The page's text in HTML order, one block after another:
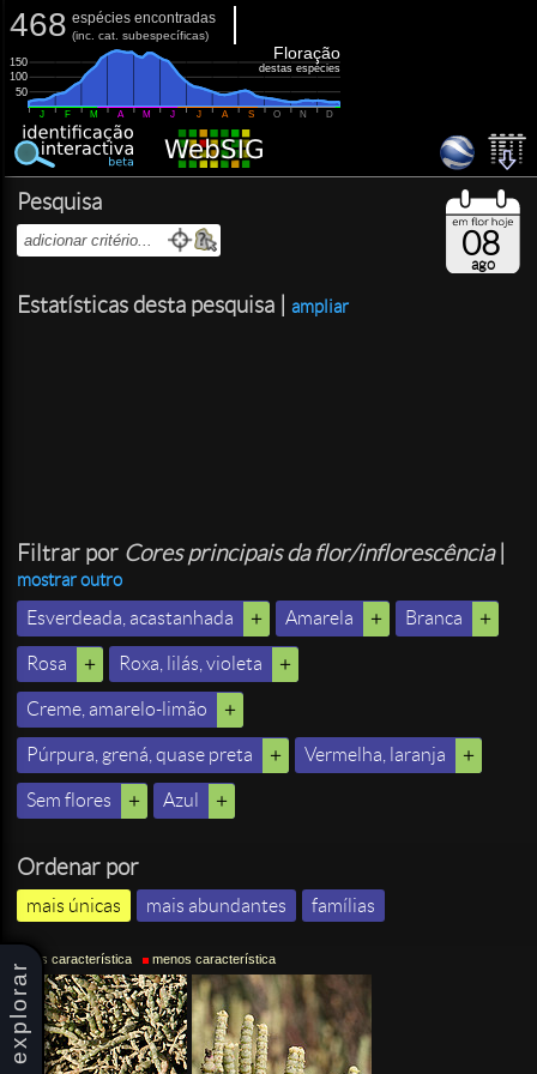
explorar
468 espécies encontradas
(inc. cat. subespecíficas)
50
100
150
J F M A M J J A S O N D
Floração
destas espécies
Pesquisa
Estatísticas desta pesquisa | ampliar
Filtrar por Cores principais da flor/inflorescência|
mostrar outro
Esverdeada, acastanhada
Amarela Branca
Rosa Roxa, lilás, violeta
Creme, amarelo-limão
Púrpura, grená, quase preta Vermelha, laranja
Sem flores Azul
08
ago
Ordenar por
mais únicas mais abundantes famílias
mais característica menos característica